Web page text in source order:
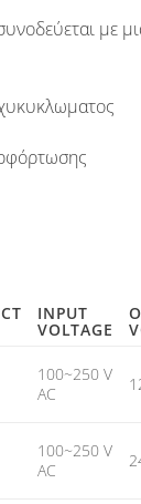
με
INPUT
VOLTAGE
100~250 V
AC
100~250 V
AC